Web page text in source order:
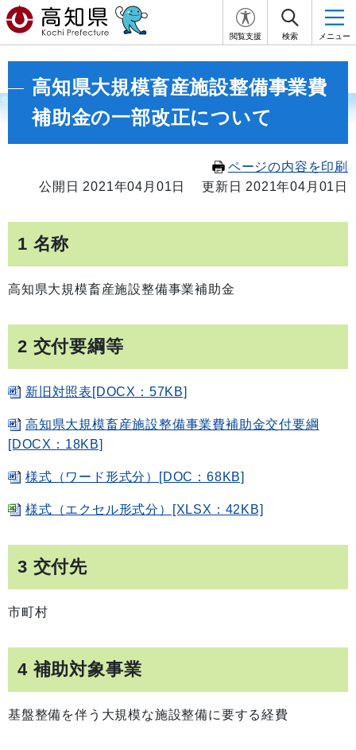
閲覧支援 検索 メニュー
高知県大規模畜産施設整備事業費
補助金の一部改正について
ページの内容を印刷
公開日 2021年04月01日
更新日 2021年04月01日
1 名称
高知県大規模畜産施設整備事業補助金
2 交付要綱等
新旧対照表[DOCX：57KB]
高知県大規模畜産施設整備事業費補助金交付要綱
[DOCX：18KB]
様式（ワード形式分）[DOC：68KB]
様式（エクセル形式分）[XLSX：42KB]
3 交付先
市町村
4 補助対象事業
基盤整備を伴う大規模な施設整備に要する経費